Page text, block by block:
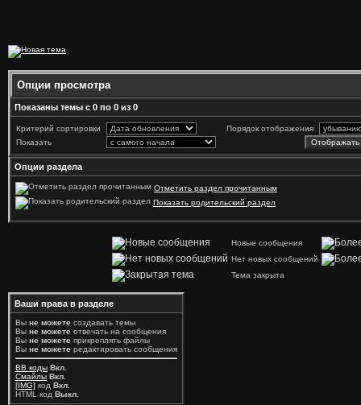
Опции просмотра
Показаны темы с 0 по 0 из 0
Критерий сортировки
Порядок отображения
Показать
Опции раздела
Отметить раздел прочитанным
Показать родительский раздел
Новые сообщения
Нет новых сообщений
Тема закрыта
Ваши права в разделе
Вы не можете создавать темы
Вы не можете отвечать на сообщения
Вы не можете прикреплять файлы
Вы не можете редактировать сообщения
BB коды Вкл.
Смайлы Вкл.
[IMG] код Вкл.
HTML код Выкл.